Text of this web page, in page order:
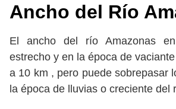
Ancho del Río
El ancho del río Amazonas
estrecho y en la época de
a 10 km , pero puede sobrepasar
la época de lluvias o creciente del